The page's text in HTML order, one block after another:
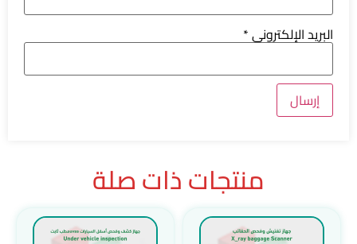
البريد الإلكتروني*
منتجات ذات صلة